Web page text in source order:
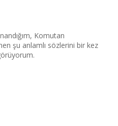
Komutan
şu anlamlı sözlerini bir kez